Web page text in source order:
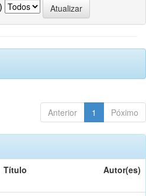
Anterior 1 Póximo
Título Autor(es)